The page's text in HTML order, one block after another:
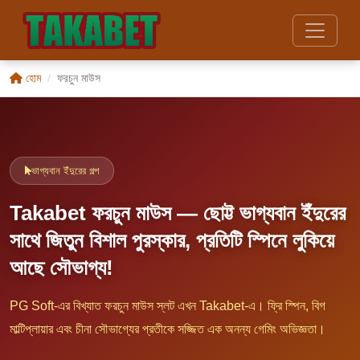
হোম ফরচুন মাউস
ভাগ্যবান ইঁদুরের গল্প
Takabet ফরচুন মাউস — ছোট্ট ভাগ্যবান ইঁদুরের
সাথে জিতুন বিশাল পুরস্কার, প্রতিটি স্পিনে লুকিয়ে
আছে সৌভাগ্য!
PG Soft-এর বিখ্যাত ফরচুন মাউস স্লট এখন Takabet-এ। ফ্রি স্পিন, বিগ
মাল্টিপ্লায়ার এবং চীনা সৌভাগ্যের প্রতীকে সজ্জিত এক অনন্য গেমিং অভিজ্ঞতা।